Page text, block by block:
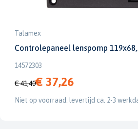
Talamex
Controlepaneel lenspomp
14572303
€ 41,40€ 37,26
Niet op voorraad: levertijd ca. 2-3